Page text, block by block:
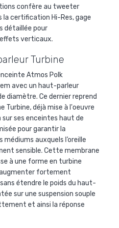
confère au tweeter
la certification Hi-Res, gage
détaillée pour
verticaux.
Turbine
Atmos Polk
avec un haut-parleur
diamètre. Ce dernier reprend
Turbine, déjà mise à l'oeuvre
ses enceintes haut de
pour garantir la
auxquels l’oreille
sensible. Cette membrane
à une forme en turbine
augmenter fortement
étendre le poids du haut-
sur une suspension souple
et ainsi la réponse